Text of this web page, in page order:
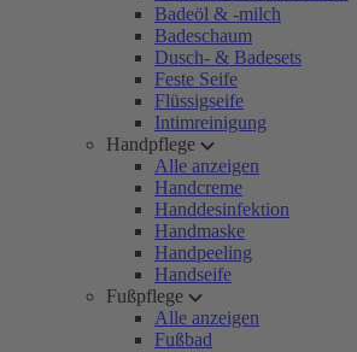
Badeöl & -milch
Badeschaum
Dusch- & Badesets
Feste Seife
Flüssigseife
Intimreinigung
Handpflege
Alle anzeigen
Handcreme
Handdesinfektion
Handmaske
Handpeeling
Handseife
Fußpflege
Alle anzeigen
Fußbad